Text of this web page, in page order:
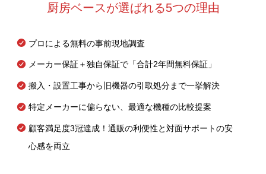
厨房ベースが選ばれる5つの理由
プロによる無料の事前現地調査
メーカー保証＋独自保証で「合計2年間無料保証」
搬入・設置工事から旧機器の引取処分まで一挙解決
特定メーカーに偏らない、最適な機種の比較提案
顧客満足度3冠達成！通販の利便性と対面サポートの安
心感を両立